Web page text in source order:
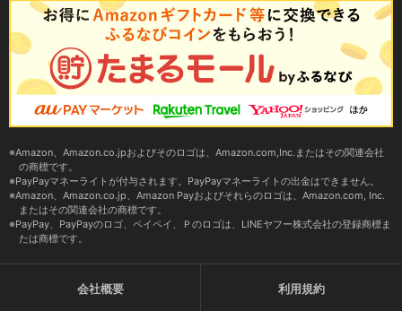
Amazon、Amazon.co.jpおよびそのロゴは、Amazon.com,Inc.またはその関連会社
の商標です。
PayPayマネーライトが付与されます。PayPayマネーライトの出金はできません。
Amazon、Amazon.co.jp、Amazon Payおよびそれらのロゴは、Amazon.com, Inc.
またはその関連会社の商標です。
PayPay、PayPayのロゴ、ペイペイ、Ｐのロゴは、LINEヤフー株式会社の登録商標ま
たは商標です。
会社概要 利用規約